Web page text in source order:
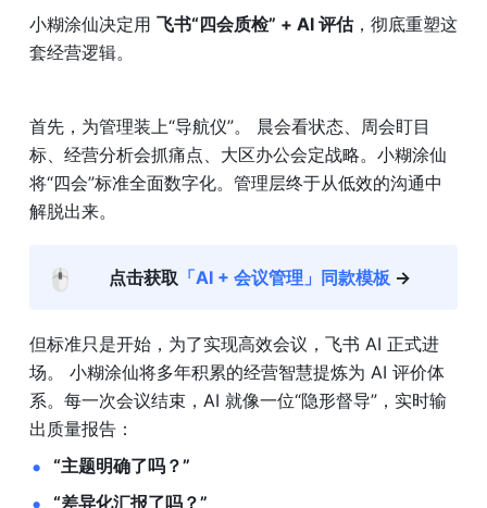
小糊涂仙决定用 飞书“四会质检” + AI 评估，彻底重塑这
套经营逻辑。
首先，为管理装上“导航仪”。 晨会看状态、周会盯目
标、经营分析会抓痛点、大区办公会定战略。小糊涂仙
将“四会”标准全面数字化。管理层终于从低效的沟通中
解脱出来。
🖱️ 点击获取 「AI + 会议管理」同款模板 →
但标准只是开始，为了实现高效会议，飞书 AI 正式进
场。 小糊涂仙将多年积累的经营智慧提炼为 AI 评价体
系。每一次会议结束，AI 就像一位“隐形督导”，实时输
出质量报告：
“主题明确了吗？”
“差异化汇报了吗？”